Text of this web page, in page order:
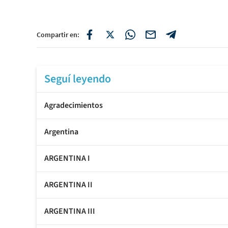
Compartir en:
Seguí leyendo
Agradecimientos
Argentina
ARGENTINA I
ARGENTINA II
ARGENTINA III